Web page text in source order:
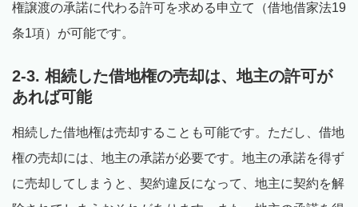
権譲渡の承諾に代わる許可を求める申立て（借地借家法19
条1項）が可能です。
2-3. 相続した借地権の売却は、地主の許可が
あれば可能
相続した借地権は売却することも可能です。ただし、借地
権の売却には、地主の承諾が必要です。地主の承諾を得ず
に売却してしまうと、契約違反になって、地主に契約を解